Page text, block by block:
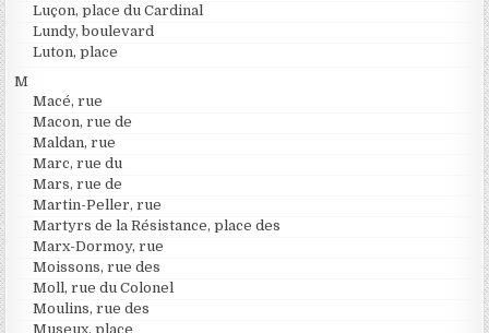
Luçon, place du Cardinal
Lundy, boulevard
Luton, place
M
Macé, rue
Macon, rue de
Maldan, rue
Marc, rue du
Mars, rue de
Martin-Peller, rue
Martyrs de la Résistance, place des
Marx-Dormoy, rue
Moissons, rue des
Moll, rue du Colonel
Moulins, rue des
Museux, place